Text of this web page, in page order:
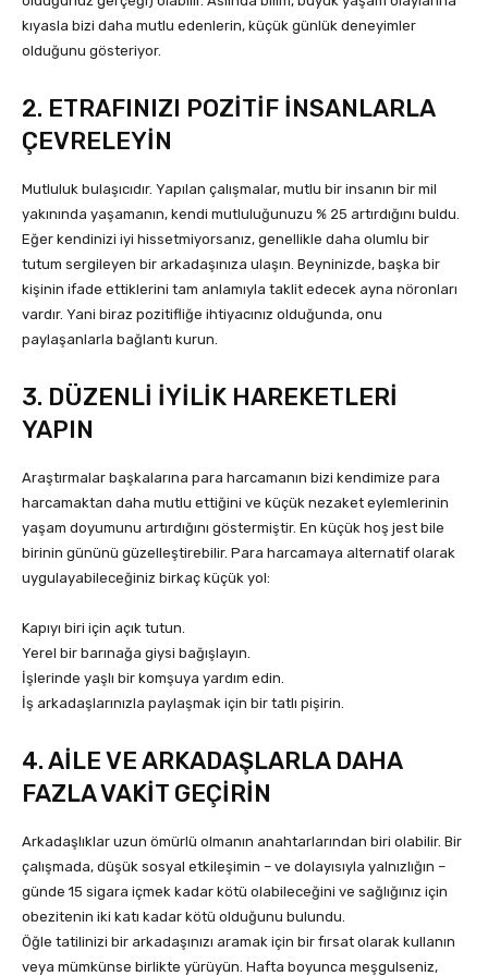
kıyasla bizi daha mutlu edenlerin, küçük günlük deneyimler
olduğunu gösteriyor.
2. ETRAFINIZI POZİTİF İNSANLARLA
ÇEVRELEYİN
Mutluluk bulaşıcıdır. Yapılan çalışmalar, mutlu bir insanın bir mil
yakınında yaşamanın, kendi mutluluğunuzu % 25 artırdığını buldu.
Eğer kendinizi iyi hissetmiyorsanız, genellikle daha olumlu bir
tutum sergileyen bir arkadaşınıza ulaşın. Beyninizde, başka bir
kişinin ifade ettiklerini tam anlamıyla taklit edecek ayna nöronları
vardır. Yani biraz pozitifliğe ihtiyacınız olduğunda, onu
paylaşanlarla bağlantı kurun.
3. DÜZENLİ İYİLİK HAREKETLERİ
YAPIN
Araştırmalar başkalarına para harcamanın bizi kendimize para
harcamaktan daha mutlu ettiğini ve küçük nezaket eylemlerinin
yaşam doyumunu artırdığını göstermiştir. En küçük hoş jest bile
birinin gününü güzelleştirebilir. Para harcamaya alternatif olarak
uygulayabileceğiniz birkaç küçük yol:
Kapıyı biri için açık tutun.
Yerel bir barınağa giysi bağışlayın.
İşlerinde yaşlı bir komşuya yardım edin.
İş arkadaşlarınızla paylaşmak için bir tatlı pişirin.
4. AİLE VE ARKADAŞLARLA DAHA
FAZLA VAKİT GEÇİRİN
Arkadaşlıklar uzun ömürlü olmanın anahtarlarından biri olabilir. Bir
çalışmada, düşük sosyal etkileşimin – ve dolayısıyla yalnızlığın –
günde 15 sigara içmek kadar kötü olabileceğini ve sağlığınız için
obezitenin iki katı kadar kötü olduğunu bulundu.
Öğle tatilinizi bir arkadaşınızı aramak için bir fırsat olarak kullanın
veya mümkünse birlikte yürüyün. Hafta boyunca meşgulseniz,